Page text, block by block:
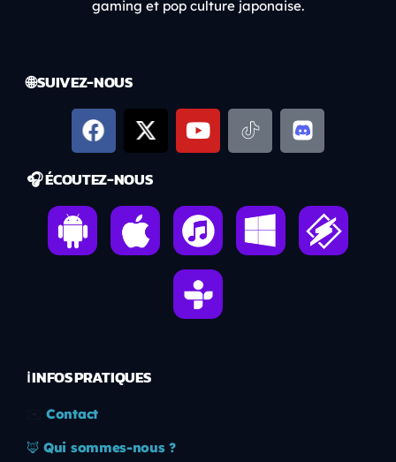
gaming et pop culture japonaise.
🌐 SUIVEZ-NOUS
🎧 ÉCOUTEZ-NOUS
ℹ️ INFOS PRATIQUES
Contact
🦊 Qui sommes-nous ?